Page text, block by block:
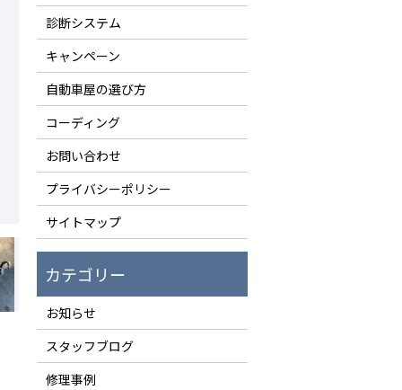
診断システム
キャンペーン
自動車屋の選び方
コーディング
お問い合わせ
プライバシーポリシー
サイトマップ
お知らせ
スタッフブログ
修理事例